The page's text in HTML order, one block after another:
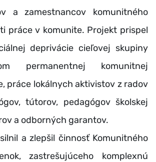
a zamestnancov komunitného
práce v komunite. Projekt prispel
deprivácie cieľovej skupiny
permanentnej komunitnej
práce lokálnych aktivistov z radov
tútorov, pedagógov školskej
a odborných garantov.
a zlepšil činnosť Komunitného
zastrešujúceho komplexnú